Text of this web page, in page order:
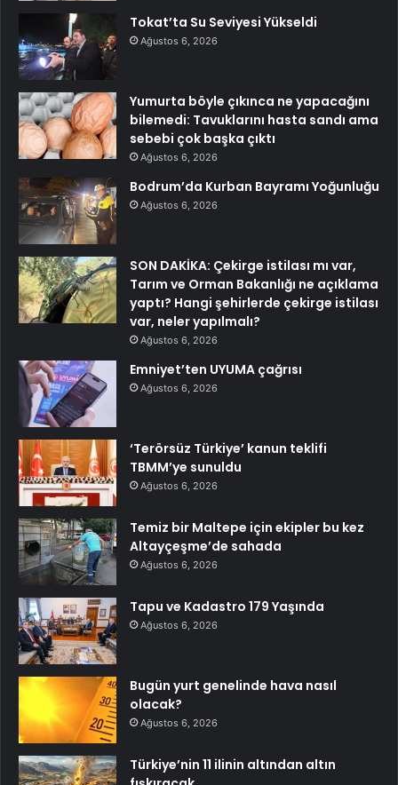
Tokat’ta Su Seviyesi Yükseldi
Ağustos 6, 2026
Yumurta böyle çıkınca ne yapacağını
bilemedi: Tavuklarını hasta sandı ama
sebebi çok başka çıktı
Ağustos 6, 2026
Bodrum’da Kurban Bayramı Yoğunluğu
Ağustos 6, 2026
SON DAKİKA: Çekirge istilası mı var,
Tarım ve Orman Bakanlığı ne açıklama
yaptı? Hangi şehirlerde çekirge istilası
var, neler yapılmalı?
Ağustos 6, 2026
Emniyet’ten UYUMA çağrısı
Ağustos 6, 2026
‘Terörsüz Türkiye’ kanun teklifi
TBMM’ye sunuldu
Ağustos 6, 2026
Temiz bir Maltepe için ekipler bu kez
Altayçeşme’de sahada
Ağustos 6, 2026
Tapu ve Kadastro 179 Yaşında
Ağustos 6, 2026
Bugün yurt genelinde hava nasıl
olacak?
Ağustos 6, 2026
Türkiye’nin 11 ilinin altından altın